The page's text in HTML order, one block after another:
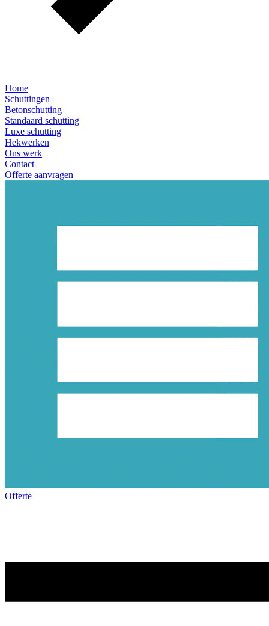
Home
Schuttingen
Betonschutting
Standaard schutting
Luxe schutting
Hekwerken
Ons werk
Contact
Offerte aanvragen
Offerte